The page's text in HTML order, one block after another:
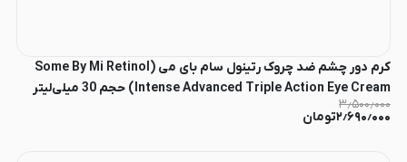
کرم دور چشم ضد چروک رتینول سام بای می (Some By Mi Retinol
Intense Advanced Triple Action Eye Cream) حجم 30 میلی‌لیتر
۳٫۵۰۰٫۰۰۰
۲٫۶۹۰٫۰۰۰تومان